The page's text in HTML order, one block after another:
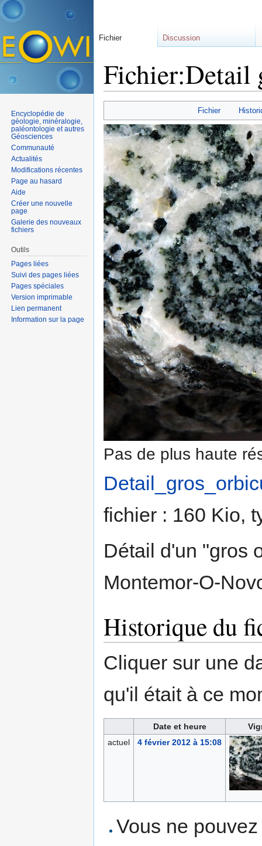
Fichier:Detail
Fichier
Pas de plus haute
fichier : 160 Kio,
Détail d'un "gros
Montemor-O-
Historique du
Cliquer sur une
qu'il était à ce
Date et heure
actuel
4 février 2012 à 15:08
Vous ne
Fichier Discussion
Encyclopédie de
géologie, minéralogie,
paléontologie et autres
Géosciences
Communauté
Actualités
Modifications récentes
Page au hasard
Aide
Créer une nouvelle
page
Galerie des nouveaux
fichiers
Outils
Pages liées
Suivi des pages liées
Pages spéciales
Version imprimable
Lien permanent
Information sur la page